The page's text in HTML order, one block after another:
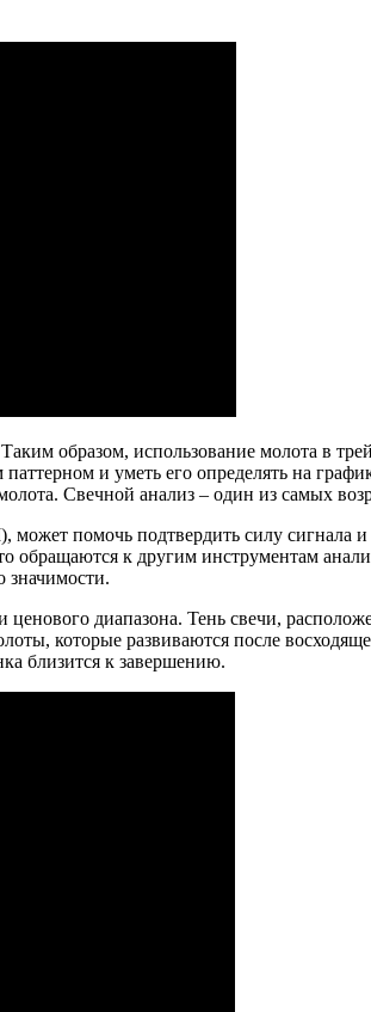
образом, использование молота в
и уметь его определять на
Свечной анализ – один из самых
помочь подтвердить силу сигнала
обращаются к другим инструментам
значимости.
диапазона. Тень свечи,
которые развиваются после
близится к завершению.